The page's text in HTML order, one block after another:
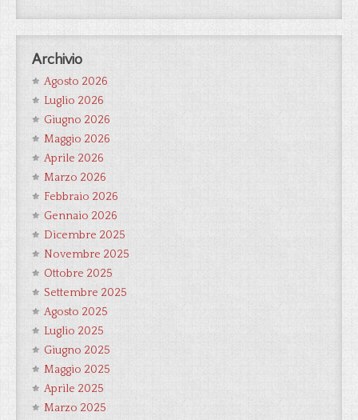
Archivio
Agosto 2026
Luglio 2026
Giugno 2026
Maggio 2026
Aprile 2026
Marzo 2026
Febbraio 2026
Gennaio 2026
Dicembre 2025
Novembre 2025
Ottobre 2025
Settembre 2025
Agosto 2025
Luglio 2025
Giugno 2025
Maggio 2025
Aprile 2025
Marzo 2025